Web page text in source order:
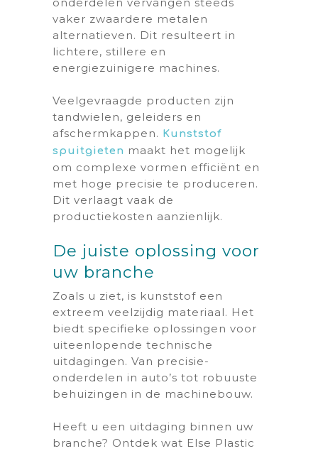
vaker zwaardere metalen
alternatieven. Dit resulteert in
lichtere, stillere en
energiezuinigere machines.
Veelgevraagde producten zijn
tandwielen, geleiders en
afschermkappen. Kunststof
spuitgieten maakt het mogelijk
om complexe vormen efficiënt en
met hoge precisie te produceren.
Dit verlaagt vaak de
productiekosten aanzienlijk.
De juiste oplossing voor
uw branche
Zoals u ziet, is kunststof een
extreem veelzijdig materiaal. Het
biedt specifieke oplossingen voor
uiteenlopende technische
uitdagingen. Van precisie-
onderdelen in auto’s tot robuuste
behuizingen in de machinebouw.
Heeft u een uitdaging binnen uw
branche? Ontdek wat Else Plastic